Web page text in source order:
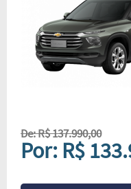
De: R$ 137.990,00
Por: R$